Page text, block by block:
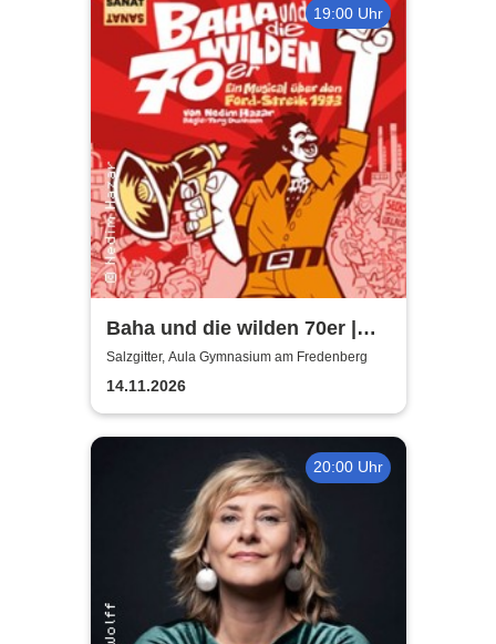
19:00 Uhr
Baha und die wilden 70er |
Aula Gymnasium am
Fredenberg
Salzgitter, Aula Gymnasium am Fredenberg
14.11.2026
20:00 Uhr